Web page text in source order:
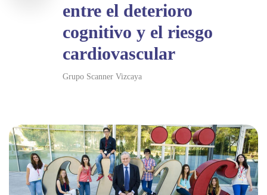
entre el deterioro
cognitivo y el riesgo
cardiovascular
Grupo Scanner Vizcaya